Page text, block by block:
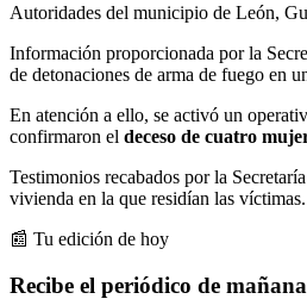
Autoridades del municipio de León,
Información proporcionada por la
de detonaciones de arma de fuego en
En atención a ello, se activó un
confirmaron el deceso de cuatro
Testimonios recabados por la
vivienda en la que residían las víctimas.
📰 Tu edición de hoy
Recibe el periódico de